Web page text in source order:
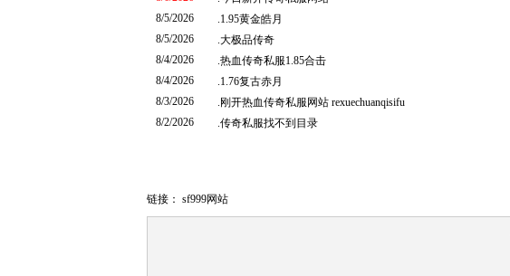
1.95黄金皓月
8/5/2026
大极品传奇
8/5/2026
热血传奇私服1.85合击
8/4/2026
1.76复古赤月
8/4/2026
刚开热血传奇私服网站 rexuechuanqisifu
8/3/2026
传奇私服找不到目录
8/2/2026
链接： sf999网站